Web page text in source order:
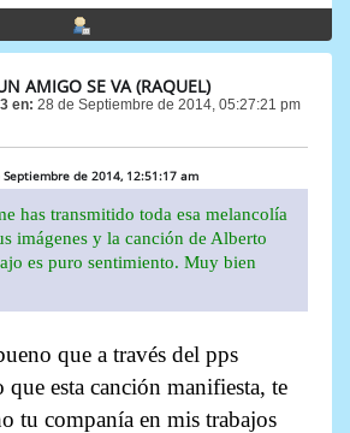
AMIGO SE VA (RAQUEL)
en: 28 de Septiembre de 2014, 05:27:21 pm
de 2014, 12:51:17 am
has transmitido toda esa melancolía
imágenes y la canción de Alberto
es puro sentimiento. Muy bien
que a través del pps
esta canción manifiesta, te
tu companía en mis trabajos